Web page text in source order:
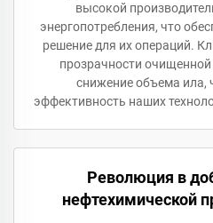
высокой
энергопотребления, что
решение для их операций.
прозрачности
снижение объема ила,
эффективность наших
Революция в
нефтехимической